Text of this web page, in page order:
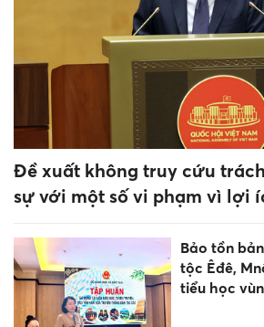
Đề xuất không truy cứu
sự với một số vi phạm vì lợi
Bảo tồn
tộc Êđê,
tiểu học